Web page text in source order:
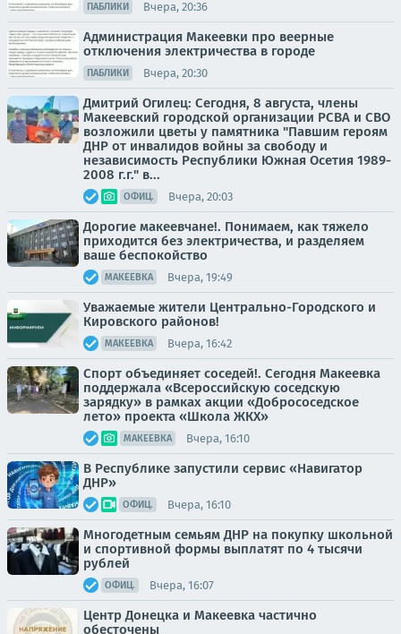
ПАБЛИКИ Вчера, 20:36
Администрация Макеевки про веерные
отключения электричества в городе
ПАБЛИКИ Вчера, 20:30
Дмитрий Огилец: Сегодня, 8 августа, члены
Макеевский городской организации РСВА и СВО
возложили цветы у памятника "Павшим героям
ДНР от инвалидов войны за свободу и
независимость Республики Южная Осетия 1989-
2008 г.г." в...
ОФИЦ. Вчера, 20:03
Дорогие макеевчане!. Понимаем, как тяжело
приходится без электричества, и разделяем
ваше беспокойство
МАКЕЕВКА Вчера, 19:49
Уважаемые жители Центрально-Городского и
Кировского районов!
МАКЕЕВКА Вчера, 16:42
Спорт объединяет соседей!. Сегодня Макеевка
поддержала «Всероссийскую соседскую
зарядку» в рамках акции «Добрососедское
лето» проекта «Школа ЖКХ»
МАКЕЕВКА Вчера, 16:10
В Республике запустили сервис «Навигатор
ДНР»
ОФИЦ. Вчера, 16:10
Многодетным семьям ДНР на покупку школьной
и спортивной формы выплатят по 4 тысячи
рублей
ОФИЦ. Вчера, 16:07
Центр Донецка и Макеевка частично
обесточены